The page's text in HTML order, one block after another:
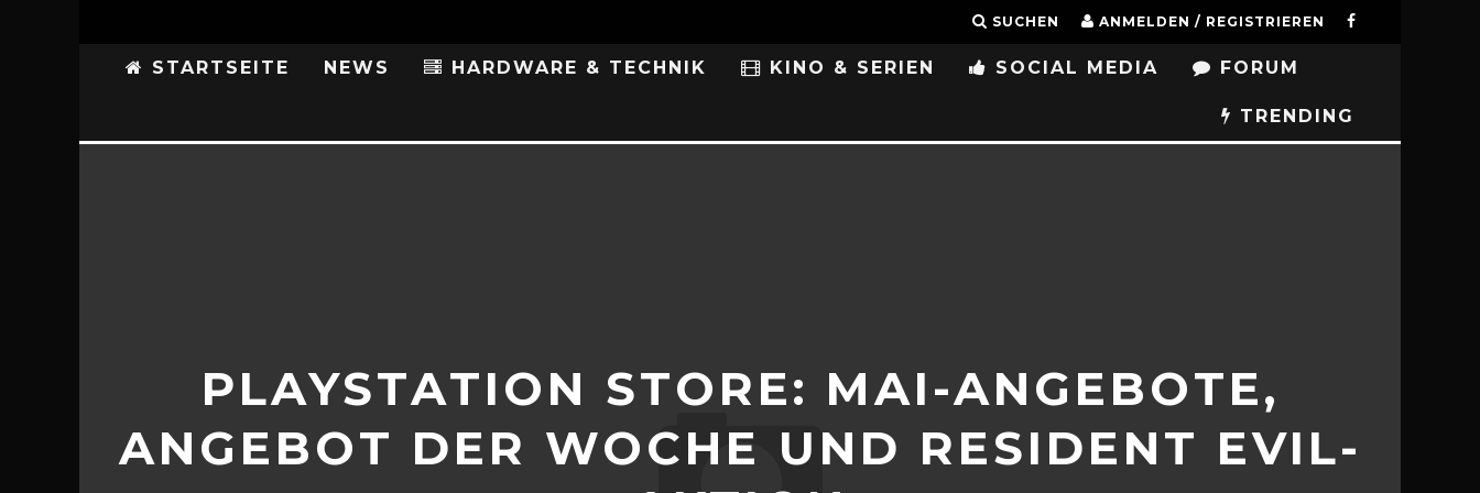
SUCHEN ANMELDEN / REGISTRIEREN
STARTSEITE NEWS HARDWARE & TECHNIK KINO & SERIEN SOCIAL MEDIA FORUM
TRENDING
PLAYSTATION STORE: MAI-ANGEBOTE,
ANGEBOT DER WOCHE UND RESIDENT EVIL-